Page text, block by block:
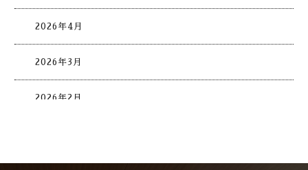
2026年4月
2026年3月
2026年2月